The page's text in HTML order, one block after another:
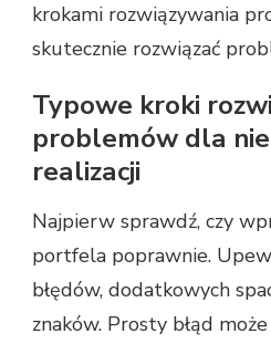
krokami rozwiązywania
skutecznie rozwiązać
Typowe kroki
problemów dla
realizacji
Najpierw sprawdź, czy
portfela poprawnie.
błędów, dodatkowych
znaków. Prosty błąd